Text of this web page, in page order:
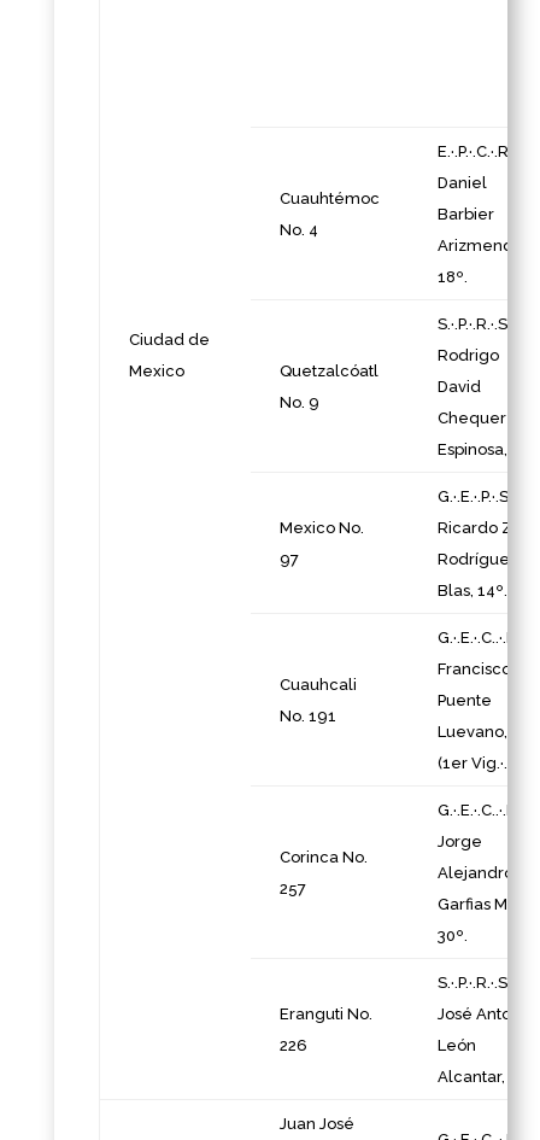
Ciudad de
Mexico
Cuauhtémoc
No. 4
E.·.P.·.C.·.R.·.
Daniel
Barbier
Arizmendi,
18º.
Quetzalcóatl
No. 9
S.·.P.·.R.·.S.·.
Rodrigo
David
Chequer
Espinosa, 32º.
Mexico No.
97
Ricardo Zoe
Rodríguez
Blas, 14º.
Cuauhcali
No. 191
G.·.E.·.C..·.K..·.
Francisco
Puente
Luevano, 30º
(1er Vig.·.).
Corinca No.
257
G.·.E.·.C..·.K..·.
Jorge
Alejandro
Garfias
30º.
Eranguti No.
226
S.·.P.·.R.·.S.·.
José Antonio
León
Alcantar, 18º.
Juan José